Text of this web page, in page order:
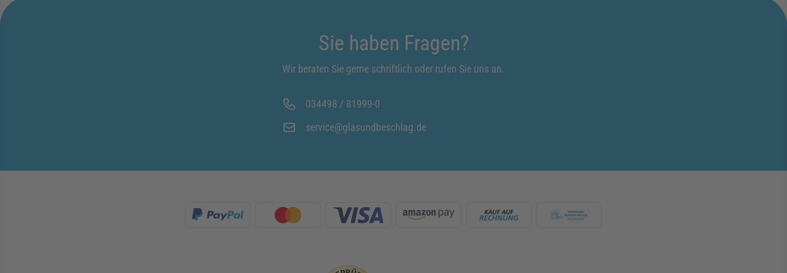
Sie haben Fragen?
Wir beraten Sie gerne schriftlich oder rufen Sie uns an.
034498 / 81999-0
service@glasundbeschlag.de